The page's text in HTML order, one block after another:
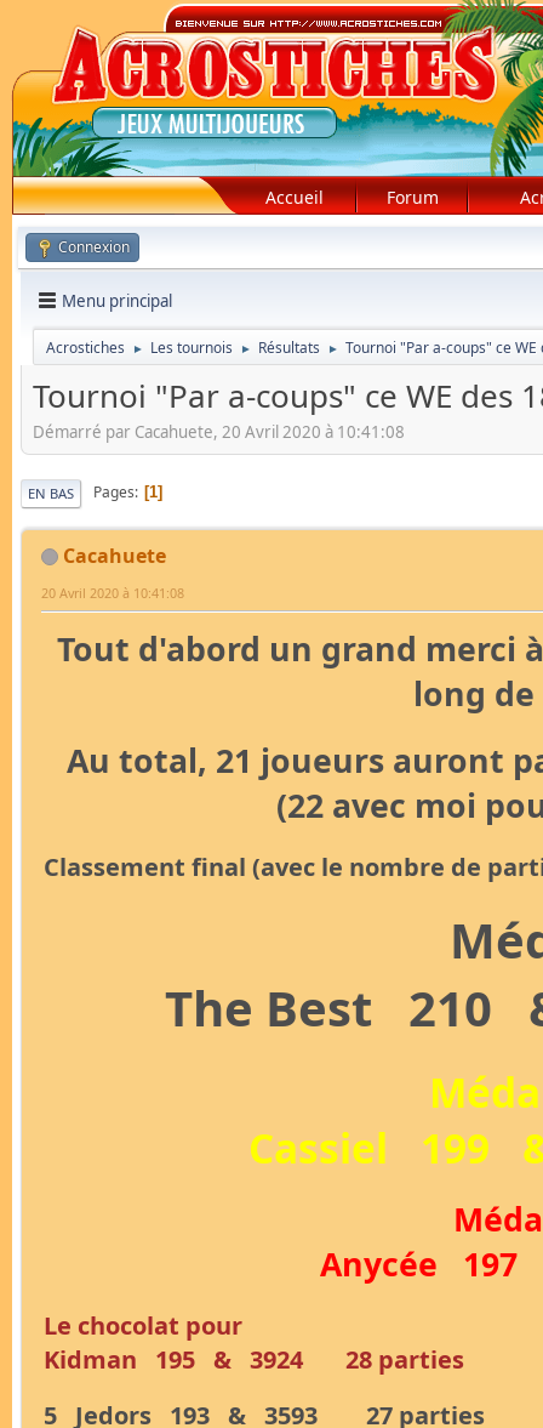
Accueil Forum
Connexion
Menu principal
Acrostiches ► Les tournois ► Résultats ► Tournoi "Par a-coups" ce
Tournoi "Par a-coups" ce WE des
Démarré par Cacahuete, 20 Avril 2020 à 10:41:08
EN BAS Pages 1
Cacahuete
20 Avril 2020 à 10:41:08
Tout d'abord un grand
long
Au total, 21 joueurs auront
(22 avec moi
Classement final (avec le nombre de
The Best
Cassiel
Anycée
Le chocolat pour
Kidman 195 & 3924 28 parties
5 Jedors 193 & 3593 27 parties